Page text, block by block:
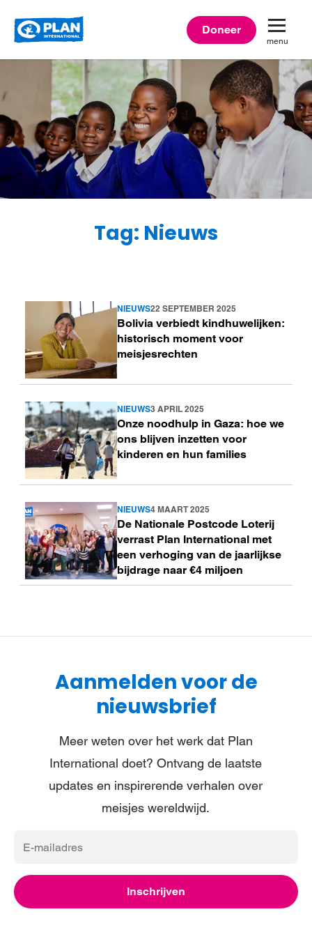
Doneer
menu
Tag: Nieuws
NIEUWS22 SEPTEMBER 2025
Bolivia verbiedt kindhuwelijken:
historisch moment voor
meisjesrechten
meer
NIEUWS3 APRIL 2025
Onze noodhulp in Gaza: hoe we
ons blijven inzetten voor
kinderen en hun families
Lees
meer
NIEUWS4 MAART 2025
De Nationale Postcode Loterij
verrast Plan International met
een verhoging van de jaarlijkse
bijdrage naar €4 miljoen
Lees
meer
Aanmelden voor de
nieuwsbrief
Meer weten over het werk dat Plan
International doet? Ontvang de laatste
updates en inspirerende verhalen over
meisjes wereldwijd.
E-
Inschrijven